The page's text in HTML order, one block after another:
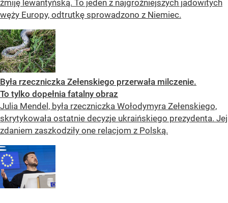
żmiję lewantyńską. To jeden z najgroźniejszych jadowitych
węży Europy, odtrutkę sprowadzono z Niemiec.
Była rzeczniczka Zełenskiego przerwała milczenie.
To tylko dopełnia fatalny obraz
Julia Mendel, była rzeczniczka Wołodymyra Zełenskiego,
skrytykowała ostatnie decyzje ukraińskiego prezydenta. Jej
zdaniem zaszkodziły one relacjom z Polską.